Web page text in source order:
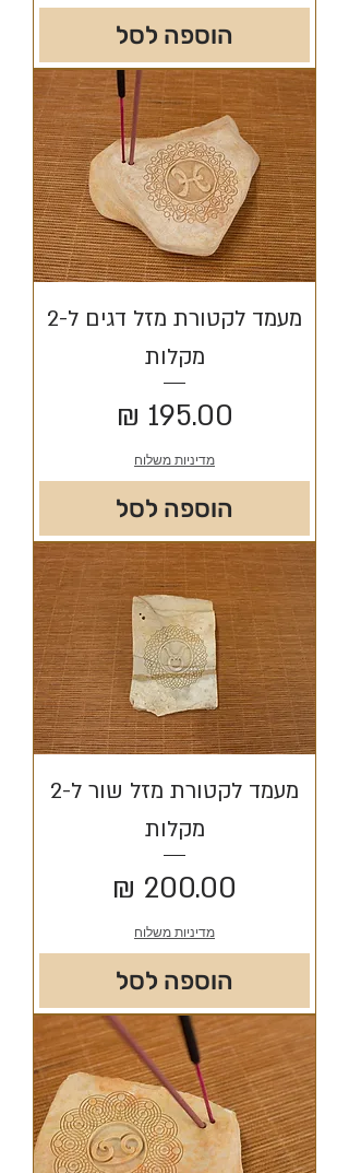
הוספה לסל
מעמד לקטורת מזל דגים ל-2
מקלות
מחיר
מדיניות משלוח
הוספה לסל
מעמד לקטורת מזל שור ל-2
מקלות
מחיר
מדיניות משלוח
הוספה לסל